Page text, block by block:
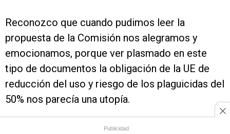
Reconozco que cuando pudimos leer la
propuesta de la Comisión nos alegramos y
emocionamos, porque ver plasmado en este
tipo de documentos la obligación de la UE de
reducción del uso y riesgo de los plaguicidas del
50% nos parecía una utopía.
Además de ser el Reglamento vinculante,
Publicidad